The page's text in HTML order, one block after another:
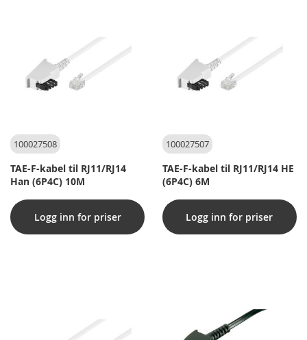
100027508
TAE-F-kabel til RJ11/RJ14
Han (6P4C) 10M
Logg inn for priser
100027507
TAE-F-kabel til RJ11/RJ14 HE
(6P4C) 6M
Logg inn for priser